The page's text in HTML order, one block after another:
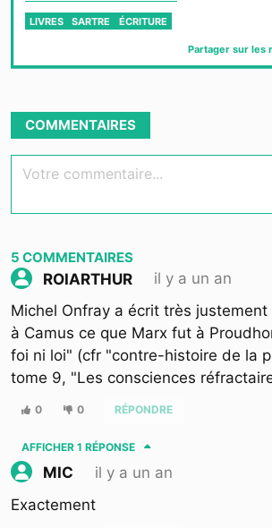
LIVRES SARTRE ÉCRITURE
Partager sur les
COMMENTAIRES
Votre commentaire...
5 COMMENTAIRES
ROIARTHUR
il y a un an
Michel Onfray a écrit très
à Camus ce que Marx fut à
foi ni loi" (cfr "contre-histoire de la
tome 9, "Les consciences
0 0 RÉPONDRE
AFFICHER 1 RÉPONSE
MIC
il y a un an
Exactement